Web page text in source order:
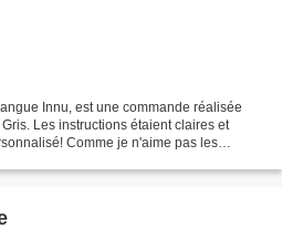
Innu, est une commande réalisée
Les instructions étaient claires et
Comme je n'aime pas les